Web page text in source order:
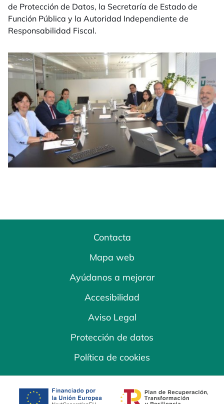
de Protección de Datos, la Secretaría de Estado de
Función Pública y la Autoridad Independiente de
Responsabilidad Fiscal.
Contacta
Mapa web
Ayúdanos a mejorar
Accesibilidad
Aviso Legal
Protección de datos
Política de cookies
se abre en una pestaña nuevase abre en una